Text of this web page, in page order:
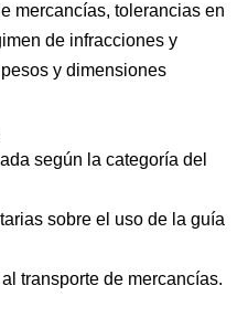
mercancías, tolerancias en
de infracciones y
y dimensiones
según la categoría del
sobre el uso de la guía
transporte de mercancías.